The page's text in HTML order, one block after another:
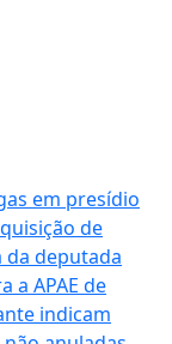
em presídio
de
da deputada
a APAE de
indicam